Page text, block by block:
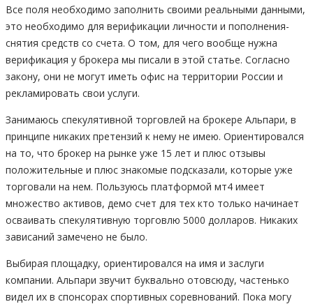
Все поля необходимо заполнить своими реальными данными,
это необходимо для верификации личности и пополнения-
снятия средств со счета. О том, для чего вообще нужна
верификация у брокера мы писали в этой статье. Согласно
закону, они не могут иметь офис на территории России и
рекламировать свои услуги.
Занимаюсь спекулятивной торговлей на брокере Альпари, в
принципе никаких претензий к нему не имею. Ориентировался
на то, что брокер на рынке уже 15 лет и плюс отзывы
положительные и плюс знакомые подсказали, которые уже
торговали на нем. Пользуюсь платформой мт4 имеет
множество активов, демо счет для тех кто только начинает
осваивать спекулятивную торговлю 5000 долларов. Никаких
зависаний замечено не было.
Выбирая площадку, ориентировался на имя и заслуги
компании. Альпари звучит буквально отовсюду, частенько
видел их в спонсорах спортивных соревнований. Пока могу